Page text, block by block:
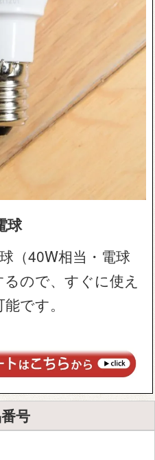
球
（40W相当・電球
ので、すぐに使え
です。
号